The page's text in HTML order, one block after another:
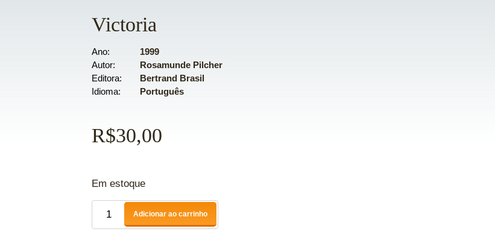
Victoria
Ano
1999
Autor
Rosamunde Pilcher
Editora
Bertrand Brasil
Idioma
Português
R$30,00
Em estoque
Adicionar ao carrinho